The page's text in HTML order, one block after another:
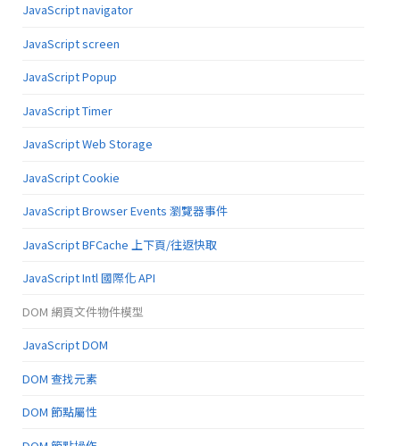
JavaScript navigator
JavaScript screen
JavaScript Popup
JavaScript Timer
JavaScript Web Storage
JavaScript Cookie
JavaScript Browser Events 瀏覽器事件
JavaScript BFCache 上下頁/往返快取
JavaScript Intl 國際化 API
DOM 網頁文件物件模型
JavaScript DOM
DOM 查找元素
DOM 節點屬性